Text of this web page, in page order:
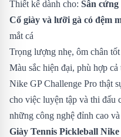
Thiết kế dành cho: Sân
Cổ giày và lưỡi gà có đệm
mắt cá
Trọng lượng nhẹ, ôm chân tốt
Màu sắc hiện đại, phù hợp
Nike GP Challenge Pro thật
cho việc luyện tập và thi đấu
những công nghệ đỉnh cao
Giày Tennis Pickleball